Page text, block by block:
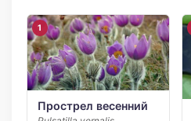
1
Прострел весенний